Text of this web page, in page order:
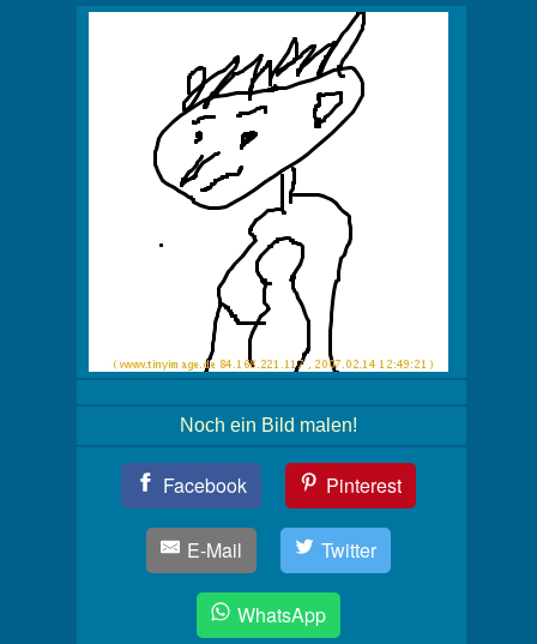
Noch ein Bild malen!
Facebook Pinterest
E-Mail Twitter
WhatsApp